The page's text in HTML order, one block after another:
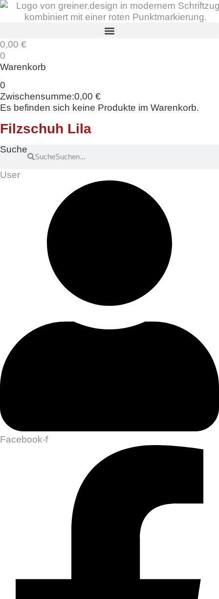
Zum
0,00 €
0
Warenkorb
0
Zwischensumme:0,00 €
Es befinden sich keine Produkte im Warenkorb.
Filzschuh Lila
Suche
Suche
User
Facebook-f